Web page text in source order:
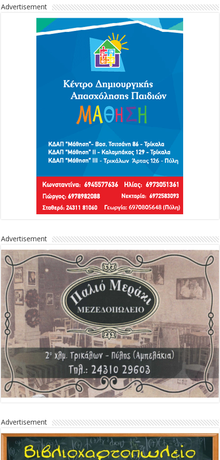
Advertisement
Advertisement
Advertisement